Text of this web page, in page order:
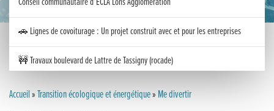
🚗 Lignes de covoiturage : Un projet construit avec et pour les entreprises
🚧 Travaux boulevard de Lattre de Tassigny (rocade)
Inauguration nouvelle station d’épuration (STEP) de Trenal
Accueil»Transition écologique et énergétique» Me divertir